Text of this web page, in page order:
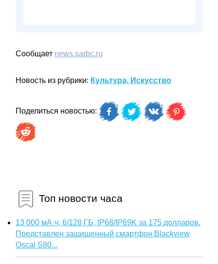
Сообщает news.sarbc.ru
Новость из рубрики: Культура, Искусство
Поделиться новостью:
Топ новости часа
13 000 мА·ч, 6/128 ГБ, IP68/IP69K за 175 долларов.
Представлен защищенный смартфон Blackview
Oscal S80...